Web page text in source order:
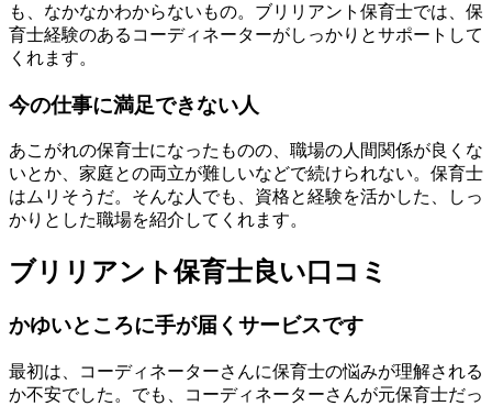
も、なかなかわからないもの。ブリリアント保育士では、保
育士経験のあるコーディネーターがしっかりとサポートして
くれます。
今の仕事に満足できない人
あこがれの保育士になったものの、職場の人間関係が良くな
いとか、家庭との両立が難しいなどで続けられない。保育士
はムリそうだ。そんな人でも、資格と経験を活かした、しっ
かりとした職場を紹介してくれます。
ブリリアント保育士良い口コミ
かゆいところに手が届くサービスです
最初は、コーディネーターさんに保育士の悩みが理解される
か不安でした。でも、コーディネーターさんが元保育士だっ